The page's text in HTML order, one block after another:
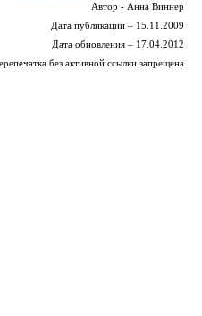
Автор - Анна Виннер
Дата публикации – 15.11.2009
Дата обновления – 17.04.2012
без активной ссылки запрещена